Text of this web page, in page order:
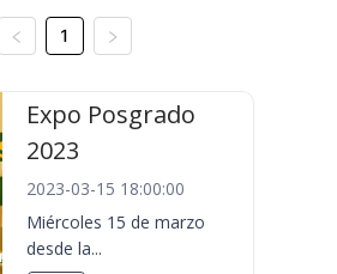
1
Expo Posgrado
2023
2023-03-15 18:00:00
Miércoles 15 de marzo
desde la...